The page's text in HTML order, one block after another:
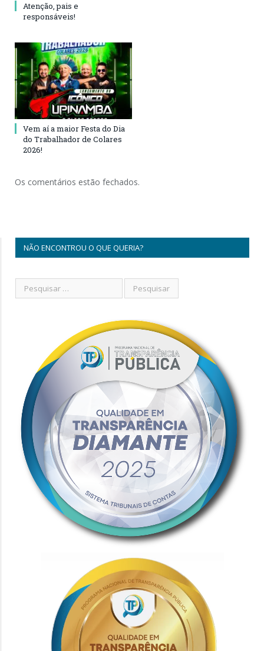
Atenção, pais e
responsáveis!
Vem aí a maior Festa do Dia
do Trabalhador de Colares
2026!
Os comentários estão fechados.
NÃO ENCONTROU O QUE QUERIA?